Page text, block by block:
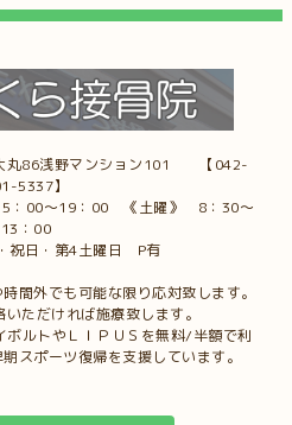
丸86浅野マンション101 【042-
5337】
：00～19：00 《土曜》 8：30～
13：00
日・第4土曜日 P有
間外でも可能な限り応対致します。
ただければ施療致します。
ルトやＬＩＰＵＳを無料/半額で利
スポーツ復帰を支援しています。